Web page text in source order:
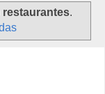
restaurantes.